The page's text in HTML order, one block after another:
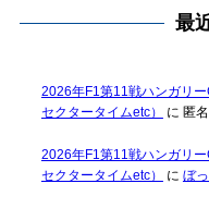
最
2026年F1第11戦ハンガリ
セクタータイムetc）
に 匿名
2026年F1第11戦ハンガリ
セクタータイムetc）
に ぼ